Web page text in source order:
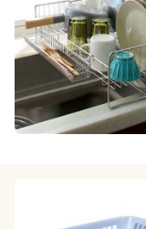
大きいサイズ レデ
大きいサイズ メンズ
大きいサイズ 事務
シークレットセール
商品カテゴリ一覧
カタログ
カタログ・チラ
口コミ